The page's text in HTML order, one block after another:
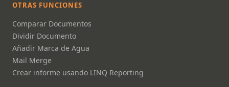
OTRAS FUNCIONES
Comparar Documentos
Dividir Documento
Añadir Marca de Agua
Mail Merge
Crear informe usando LINQ Reporting